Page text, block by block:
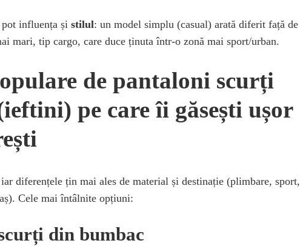
influența și stilul: un model simplu (casual) arată diferit față de
mari, tip cargo, care duce ținuta într-o zonă mai sport/urban.
de pantaloni scurți
pe care îi găsești ușor
diferențele țin mai ales de material și destinație (plimbare, sport,
Cele mai întâlnite opțiuni:
din bumbac